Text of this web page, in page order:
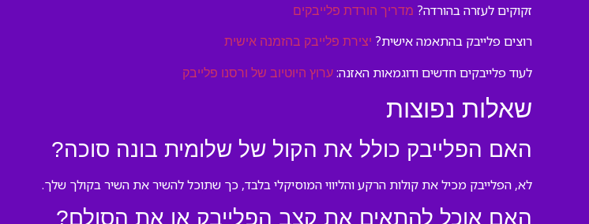
זקוקים לעזרה בהורדה? מדריך הורדת פלייבקים
רוצים פלייבק בהתאמה אישית? יצירת פלייבק בהזמנה אישית
לעוד פלייבקים חדשים ודוגמאות האזנה: ערוץ היוטיוב של ורסנו פלייבק
שאלות נפוצות
האם הפלייבק כולל את הקול של שלומית בונה סוכה?
לא, הפלייבק מכיל את קולות הרקע והליווי המוסיקלי בלבד, כך שתוכל להשיר את השיר בקולך שלך.
האם אוכל להתאים את קצב הפלייבק או את הסולם?